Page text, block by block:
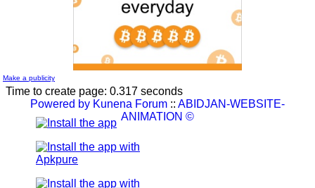
Make a publicity
Time to create page: 0.317 seconds
Powered by Kunena Forum :: ABIDJAN-WEBSITE-
ANIMATION ©